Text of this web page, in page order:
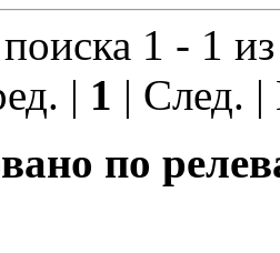
1 - 1
| 1 | След.
по